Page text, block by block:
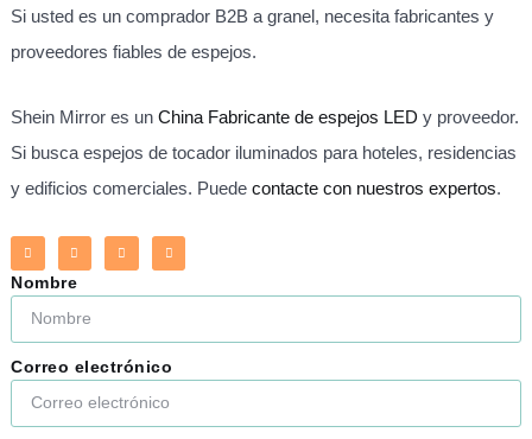
Si usted es un comprador B2B a granel, necesita fabricantes y
proveedores fiables de espejos.
Shein Mirror es un China Fabricante de espejos LED y proveedor.
Si busca espejos de tocador iluminados para hoteles, residencias
y edificios comerciales. Puede contacte con nuestros expertos.
Nombre
Correo electrónico